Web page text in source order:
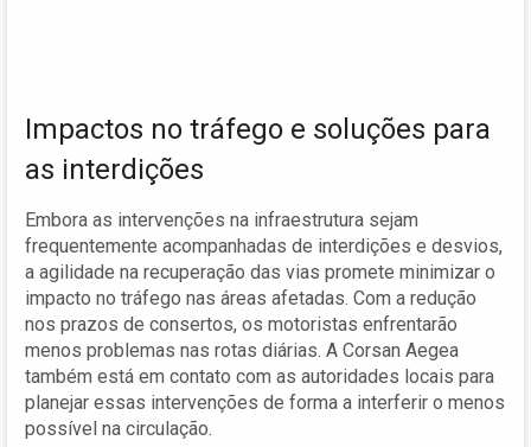
Impactos no tráfego e soluções para
as interdições
Embora as intervenções na infraestrutura sejam
frequentemente acompanhadas de interdições e desvios,
a agilidade na recuperação das vias promete minimizar o
impacto no tráfego nas áreas afetadas. Com a redução
nos prazos de consertos, os motoristas enfrentarão
menos problemas nas rotas diárias. A Corsan Aegea
também está em contato com as autoridades locais para
planejar essas intervenções de forma a interferir o menos
possível na circulação.